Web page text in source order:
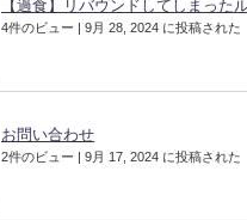
【過食】リバウンドしてしまった
4件のビュー | 9月 28, 2024 に投稿された
お問い合わせ
2件のビュー | 9月 17, 2024 に投稿された